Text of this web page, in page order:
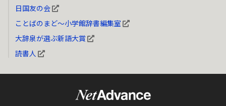
日国友の会
ことばのまど～小学館辞書編集室
大辞泉が選ぶ新語大賞
読書人